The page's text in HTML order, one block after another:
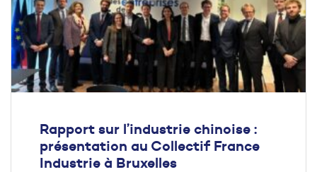
Rapport sur l’industrie chinoise :
présentation au Collectif France
Industrie à Bruxelles